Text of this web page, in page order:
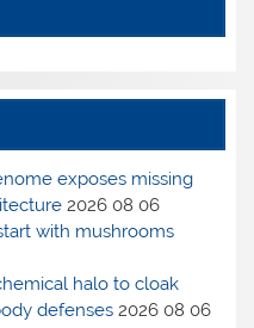
exposes missing
2026 08 06
with mushrooms
halo to cloak
defenses 2026 08 06